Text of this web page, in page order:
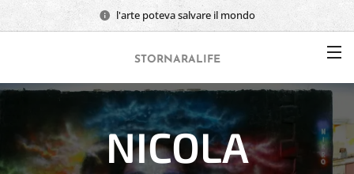
l'arte poteva salvare il mondo
STORNARALIFE
NICOLA